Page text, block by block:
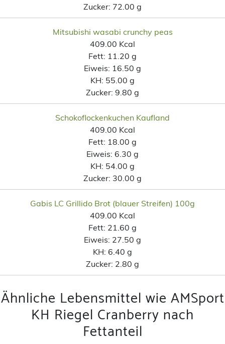
Zucker: 72.00 g
Mitsubishi wasabi crunchy peas
409.00 Kcal
Fett: 11.20 g
Eiweis: 16.50 g
KH: 55.00 g
Zucker: 9.80 g
Schokoflockenkuchen Kaufland
409.00 Kcal
Fett: 18.00 g
Eiweis: 6.30 g
KH: 54.00 g
Zucker: 30.00 g
Gabis LC Grillido Brot (blauer Streifen) 100g
409.00 Kcal
Fett: 21.60 g
Eiweis: 27.50 g
KH: 6.40 g
Zucker: 2.80 g
Ähnliche Lebensmittel wie AMSport
KH Riegel Cranberry nach
Fettanteil